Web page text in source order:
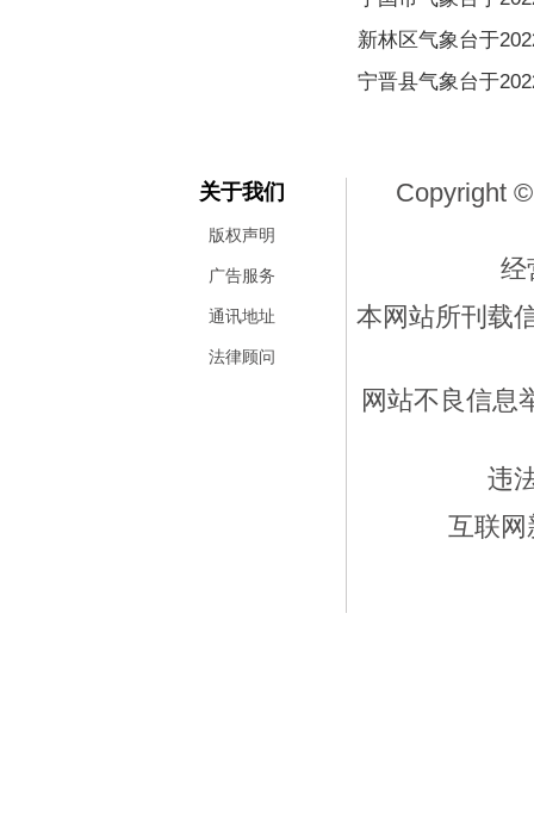
新林区气象台于
宁晋县气象台于
关于我们
版权声明
广告服务
通讯地址
法律顾问
Copyright
经
本网站所刊载
网站不良信息
违
互联网